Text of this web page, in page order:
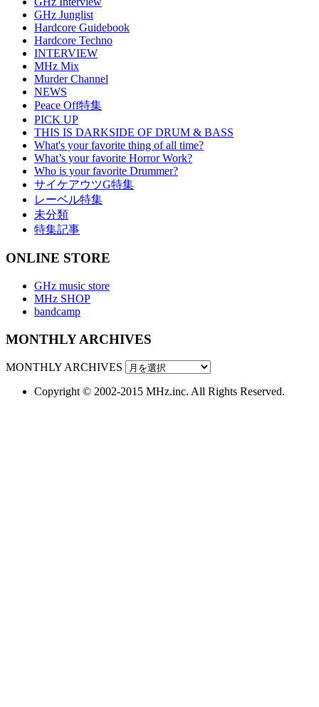
GHz Junglist
Hardcore Guidebook
Hardcore Techno
INTERVIEW
MHz Mix
Murder Channel
NEWS
Peace Off特集
PICK UP
THIS IS DARKSIDE OF DRUM & BASS
What's your favorite thing of all time?
What’s your favorite Horror Work?
Who is your favorite Drummer?
サイケアウツG特集
レーベル特集
未分類
特集記事
ONLINE STORE
GHz music store
MHz SHOP
bandcamp
MONTHLY ARCHIVES
MONTHLY ARCHIVES
Copyright © 2002-2015 MHz.inc. All Rights Reserved.